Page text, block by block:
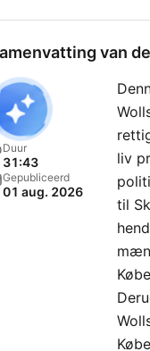
van
Duur
31:43
Gepubliceerd
01 aug. 2026
liv
til